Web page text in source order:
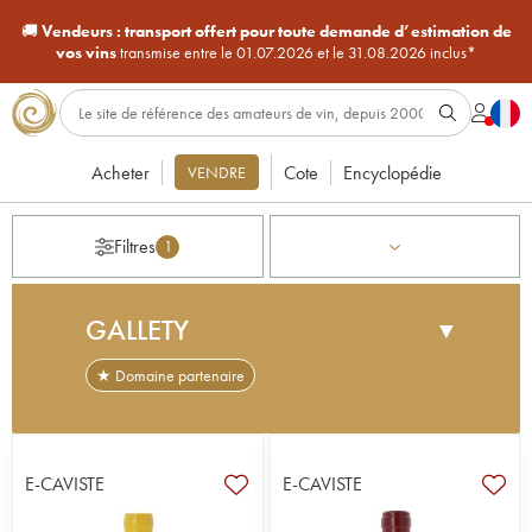
🚚Vendeurs : transport offert pour toute demande d’estimation de
vos vinstransmise entre le 01.07.2026 et le 31.08.2026 inclus*
Acheter VENDRE Cote Encyclopédie
Filtres 1
GALLETY ▼
★ Domaine partenaire
restés jusqu'alors hors des radars, telle est la
mission qu'il s'est imposé. Et quel tour de force ! Au
sein d'une très vaste appellation Côtes du Vivarais,
E-CAVISTE E-CAVISTE